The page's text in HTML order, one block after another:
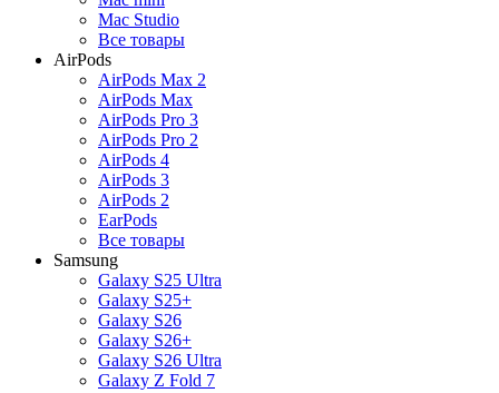
Mac Studio
Все товары
AirPods
AirPods Max 2
AirPods Max
AirPods Pro 3
AirPods Pro 2
AirPods 4
AirPods 3
AirPods 2
EarPods
Все товары
Samsung
Galaxy S25 Ultra
Galaxy S25+
Galaxy S26
Galaxy S26+
Galaxy S26 Ultra
Galaxy Z Fold 7